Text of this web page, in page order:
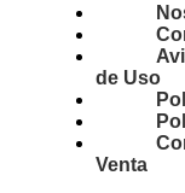
de Uso
Venta